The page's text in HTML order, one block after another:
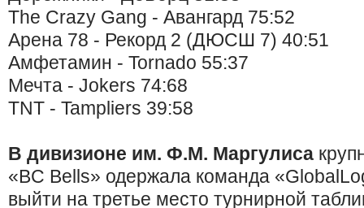
The Crazy Gang - Авангард 75:52
Арена 78 - Рекорд 2 (ДЮСШ 7) 40:51
Амфетамин - Tornado 55:37
Мечта - Jokers 74:68
TNT - Tampliers 39:58
В дивизионе им. Ф.М. Маргулиса
«BC Bells» одержала команда
выйти на третье место турнирной